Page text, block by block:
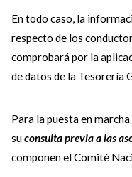
En todo caso, la
respecto de los
comprobará por la
de datos de la Tesorería
Para la puesta en
suconsulta previa a las
componen el Comité